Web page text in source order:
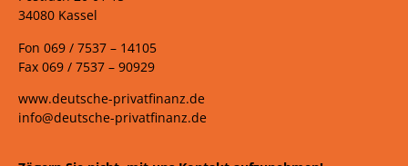
34080 Kassel
Fon 069 / 7537 – 14105
Fax 069 / 7537 – 90929
www.deutsche-privatfinanz.de
info@deutsche-privatfinanz.de